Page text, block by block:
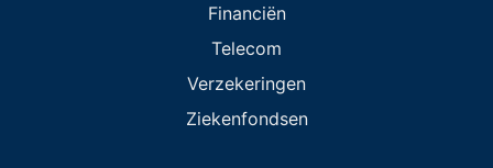
Financiën
Telecom
Verzekeringen
Ziekenfondsen